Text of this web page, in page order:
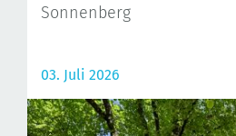
Sonnenberg
03. Juli 2026